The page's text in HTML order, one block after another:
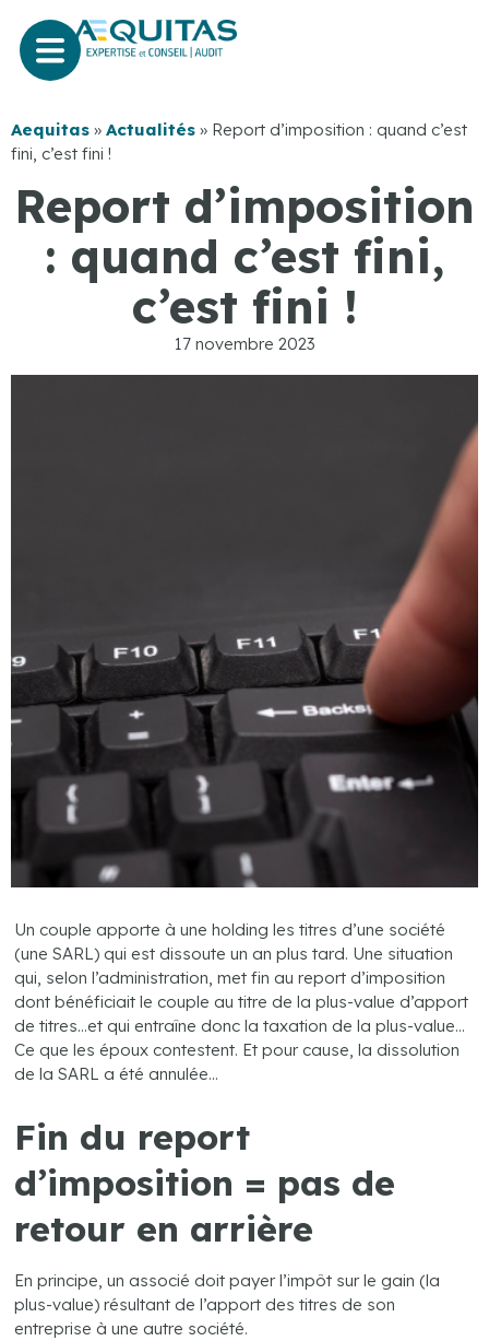
Aequitas » Actualités » Report d’imposition : quand c’est
fini, c’est fini !
Report d’imposition
: quand c’est fini,
c’est fini !
17 novembre 2023
Un couple apporte à une holding les titres d’une société
(une SARL) qui est dissoute un an plus tard. Une situation
qui, selon l’administration, met fin au report d’imposition
dont bénéficiait le couple au titre de la plus-value d’apport
de titres…et qui entraîne donc la taxation de la plus-value…
Ce que les époux contestent. Et pour cause, la dissolution
de la SARL a été annulée…
Fin du report
d’imposition = pas de
retour en arrière
En principe, un associé doit payer l’impôt sur le gain (la
plus-value) résultant de l’apport des titres de son
entreprise à une autre société.